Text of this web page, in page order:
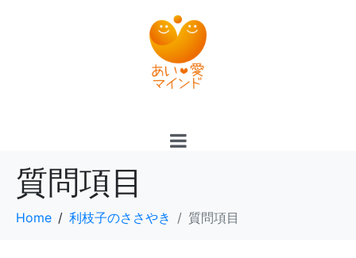
質問項目
Home 利枝子のささやき 質問項目